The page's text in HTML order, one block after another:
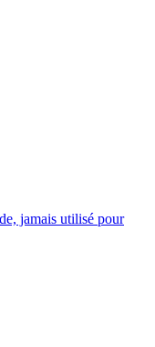
jamais utilisé pour